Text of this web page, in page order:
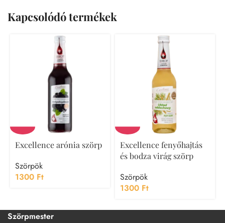
Kapcsolódó termékek
Excellence arónia szörp
Szörpök
1300 Ft
Excellence fenyőhajtás
és bodza virág szörp
Szörpök
1300 Ft
Szörpmester